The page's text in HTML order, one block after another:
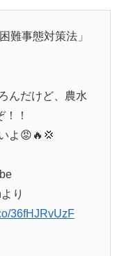
難事態対策法」
んだけど、農水
！
よ😡🔥💢
り
36fHJRvUzF